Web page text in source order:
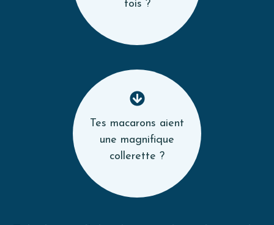
fois ?
Tes macarons aient
une magnifique
collerette ?